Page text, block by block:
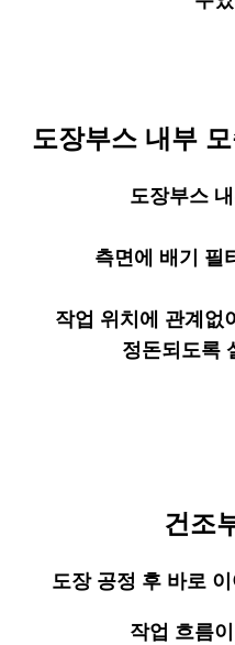
도장부스 내부
도장부스
측면에 배기 필
작업 위치에 관계없
정돈되도록
건조
도장 공정 후 바로
작업 흐름